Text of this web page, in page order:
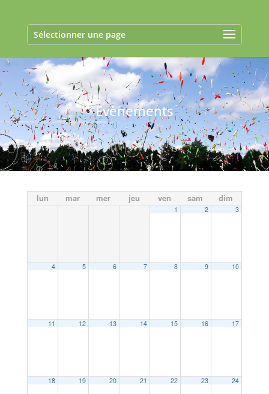
Sélectionner une page
Evènements
lun mar mer jeu ven sam dim
1 2 3
4 5 6 7 8 9 10
11 12 13 14 15 16 17
18 19 20 21 22 23 24